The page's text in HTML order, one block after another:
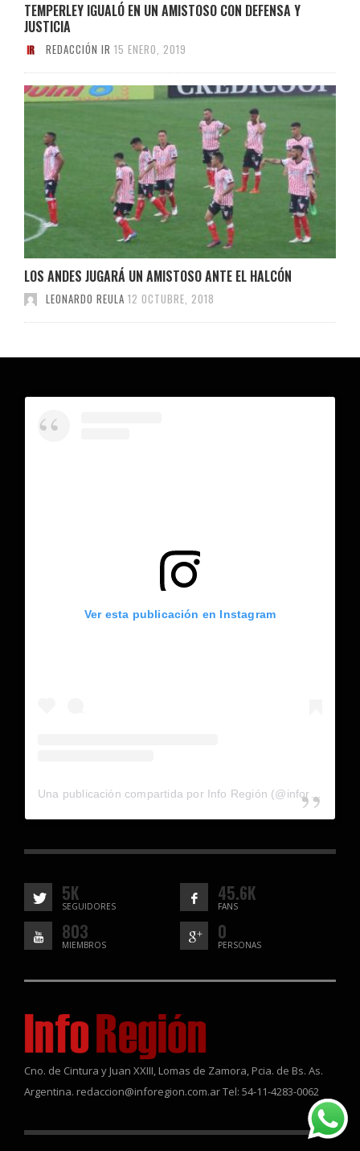
TEMPERLEY IGUALÓ EN UN AMISTOSO CON DEFENSA Y
JUSTICIA
REDACCIÓN IR 15 ENERO, 2019
LOS ANDES JUGARÁ UN AMISTOSO ANTE EL HALCÓN
LEONARDO REULA 12 OCTUBRE, 2018
Ver esta publicación en Instagram
5K
SEGUIDORES
45.6K
FANS
803
MIEMBROS
0
PERSONAS
Cno. de Cintura y Juan XXIII, Lomas de Zamora, Pcia. de Bs. As.
Argentina. redaccion@inforegion.com.ar Tel: 54-11-4283-0062